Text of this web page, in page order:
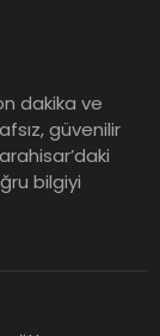
dakika ve
güvenilir
bilgiyi